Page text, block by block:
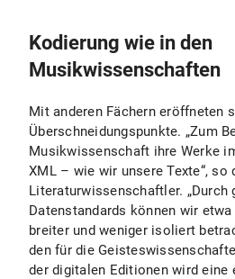
Kodierung wie in den
Musikwissenschaften
Mit anderen Fächern eröffneten
Überschneidungspunkte. „Zum
Musikwissenschaft ihre Werke
XML – wie wir unsere Texte“, so
Literaturwissenschaftler. „Durch
Datenstandards können wir
breiter und weniger isoliert
den für die
der digitalen Editionen wird eine